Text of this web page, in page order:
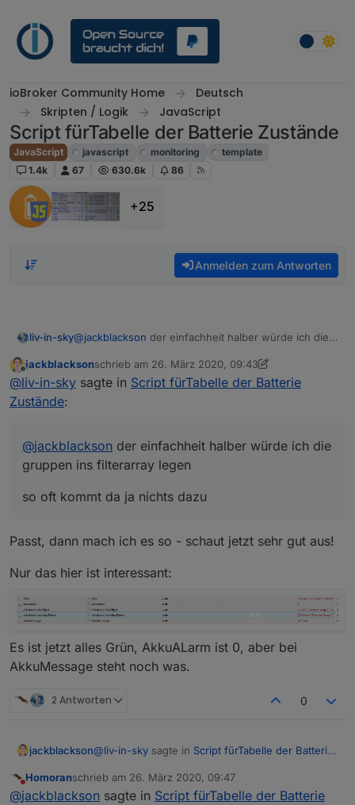
ioBroker Community Home
Deutsch
Skripten / Logik
JavaScript
Script fürTabelle der Batterie Zustände
JavaScript javascript monitoring
template
1.4k
67 630.6k 86
+25
Anmelden zum Antworten
liv-in-sky@jackblackson der einfachheit halber würde ich die
so oft kommt da ja nichts dazu
Offline
jackblacksonschrieb am 26. März 2020, 09:43
zuletzt editiert von jackblackson
@liv-in-sky sagte in Script fürTabelle der Batterie
Zustände:
@jackblackson der einfachheit halber würde ich die
gruppen ins filterarray legen
so oft kommt da ja nichts dazu
Passt, dann mach ich es so - schaut jetzt sehr gut aus!
Nur das hier ist interessant:
Es ist jetzt alles Grün, AkkuALarm ist 0, aber bei
AkkuMessage steht noch was.
2 Antworten 0
jackblackson@liv-in-sky sagte in Script fürTabelle der Batterie
@jackblacksonder einfachheit halber würde
Nicht stören
Homoranschrieb am 26. März 2020, 09:47
zuletzt editiert von
@jackblackson sagte in Script fürTabelle der Batterie